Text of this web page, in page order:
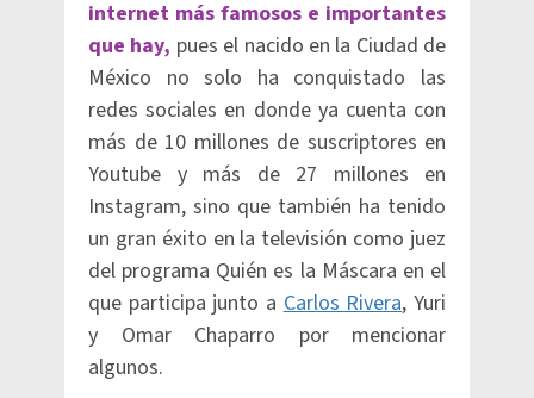
internet más famosos e importantes
que hay, pues el nacido en la Ciudad de
México no solo ha conquistado las
redes sociales en donde ya cuenta con
más de 10 millones de suscriptores en
Youtube y más de 27 millones en
Instagram, sino que también ha tenido
un gran éxito en la televisión como juez
del programa Quién es la Máscara en el
que participa junto aCarlos Rivera, Yuri
y Omar Chaparro por mencionar
algunos.